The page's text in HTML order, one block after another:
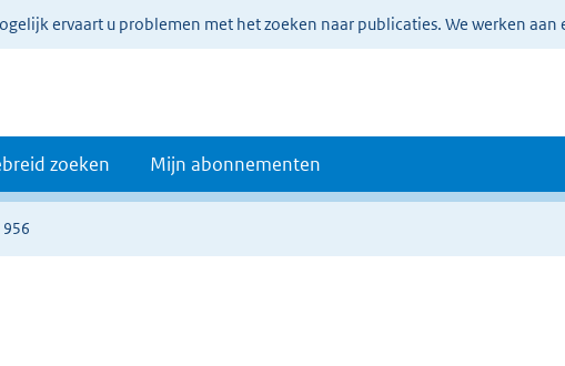
ervaart u problemen met het zoeken naar publicaties. We werken aan
zoeken Mijn abonnementen
956